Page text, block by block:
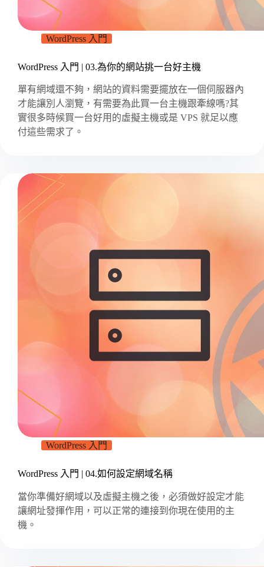
WordPress 入門
WordPress 入門 | 03.為你的網站挑一台好主機
單有網域還不夠，網站的資料需要擺放在一個伺服器內
才能讓別人瀏覽，有需要為此買一台主機跟牽線嗎?其
實很多時候買一台好用的虛擬主機或是 VPS 就足以應
付這些需求了。
WordPress 入門
WordPress 入門 | 04.如何設定網域名稱
當你準備好網域以及虛擬主機之後，必須做好設定才能
讓網址發揮作用，可以正常的連接到你現在使用的主
機。